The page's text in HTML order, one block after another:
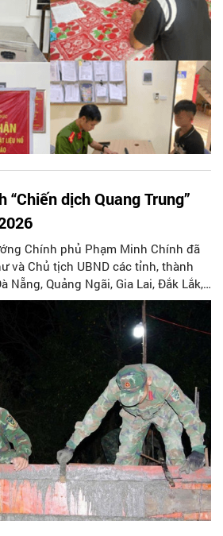
“Chiến dịch Quang Trung”
Chính phủ Phạm Minh Chính đã
và Chủ tịch UBND các tỉnh, thành
Nẵng, Quảng Ngãi, Gia Lai, Đắk Lắk,
các Bộ trưởng: Quốc phòng, Công
trường; Chủ tịch Ủy ban Trung ương
nỗ lực hoàn thành “Chiến dịch
15/1/2026.